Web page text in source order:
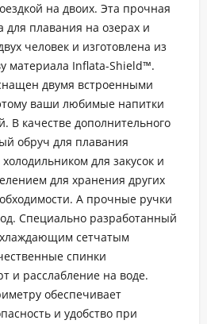
на двоих. Эта прочная
плавания на озерах и
человек и изготовлена ​​из
материала Inflata-Shield™.
двумя встроенными
ваши любимые напитки
В качестве дополнительного
обруч для плавания
для закусок и
для хранения других
А прочные ручки
Специально разработанный
сетчатым
спинки
и расслабление на воде.
обеспечивает
и удобство при